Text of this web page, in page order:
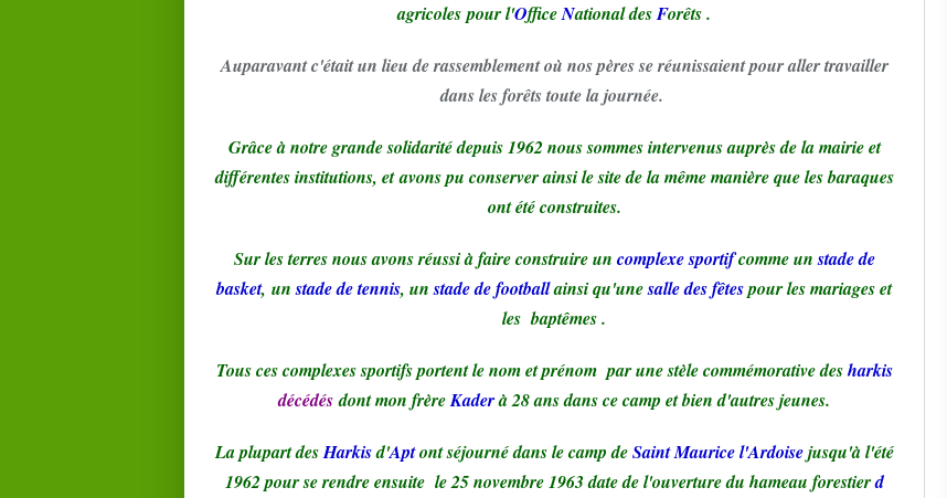
agricoles pour l'OfficeNational desForêts .
Auparavant c'était un lieu de rassemblement où nos pères se réunissaient pour aller travailler
dans les forêts toute la journée.
Grâce à notre grande solidarité depuis 1962 nous sommes intervenus auprès de la mairie et
différentes institutions, et avons pu conserver ainsi le site de la même manière que les baraques
ont été construites.
Sur les terres nous avons réussi à faire construire un complexe sportifcomme unstade de
basket, unstade de tennis, unstade de footballainsi qu'unesalle des fêtespour les mariages et
les baptêmes .
Tous ces complexes sportifs portent le nom et prénom par une stèle commémorative desharkis
décédésdont mon frèreKaderà 28 ans dans ce camp et bien d'autres jeunes.
La plupart desHarkisd'Aptont séjourné dans le camp deSaint Maurice l'Ardoisejusqu'à l'été
1962 pour se rendre ensuite le 25 novembre 1963 date de l'ouverture du hameau forestierd